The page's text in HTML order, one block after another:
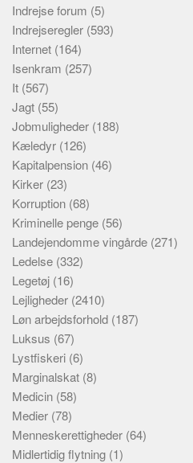
Indrejse forum (5)
Indrejseregler (593)
Internet (164)
Isenkram (257)
It (567)
Jagt (55)
Jobmuligheder (188)
Kæledyr (126)
Kapitalpension (46)
Kirker (23)
Korruption (68)
Kriminelle penge (56)
Landejendomme vingårde (271)
Ledelse (332)
Legetøj (16)
Lejligheder (2410)
Løn arbejdsforhold (187)
Luksus (67)
Lystfiskeri (6)
Marginalskat (8)
Medicin (58)
Medier (78)
Menneskerettigheder (64)
Midlertidig flytning (1)